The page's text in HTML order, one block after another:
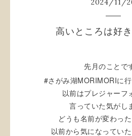
2024/11/
高いところは好
先月のことで
#さがみ湖 MORIMORIに
以前はプレジャーフ
言っていた気がし
どうも名前が変わった
以前から気になってい